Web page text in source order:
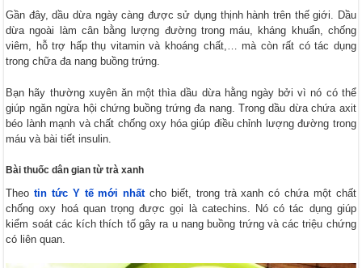
Gần đây, dầu dừa ngày càng được sử dụng thịnh hành trên thế giới. Dầu
dừa ngoài làm cân bằng lượng đường trong máu, kháng khuẩn, chống
viêm, hỗ trợ hấp thụ vitamin và khoáng chất,… mà còn rất có tác dụng
trong chữa đa nang buồng trứng.
Bạn hãy thường xuyên ăn một thìa dầu dừa hằng ngày bởi vì nó có thể
giúp ngăn ngừa hội chứng buồng trứng đa nang. Trong dầu dừa chứa axit
béo lành mạnh và chất chống oxy hóa giúp điều chỉnh lượng đường trong
máu và bài tiết insulin.
Bài thuốc dân gian từ trà xanh
Theotin tức Y tế mới nhấtcho biết, trong trà xanh có chứa một chất
chống oxy hoá quan trọng được gọi là catechins. Nó có tác dụng giúp
kiểm soát các kích thích tố gây ra u nang buồng trứng và các triệu chứng
có liên quan.